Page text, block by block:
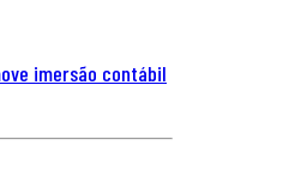
imersão contábil